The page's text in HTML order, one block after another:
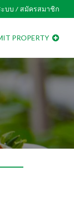
ะบบ / สมัครสมาชิก
PROPERTY